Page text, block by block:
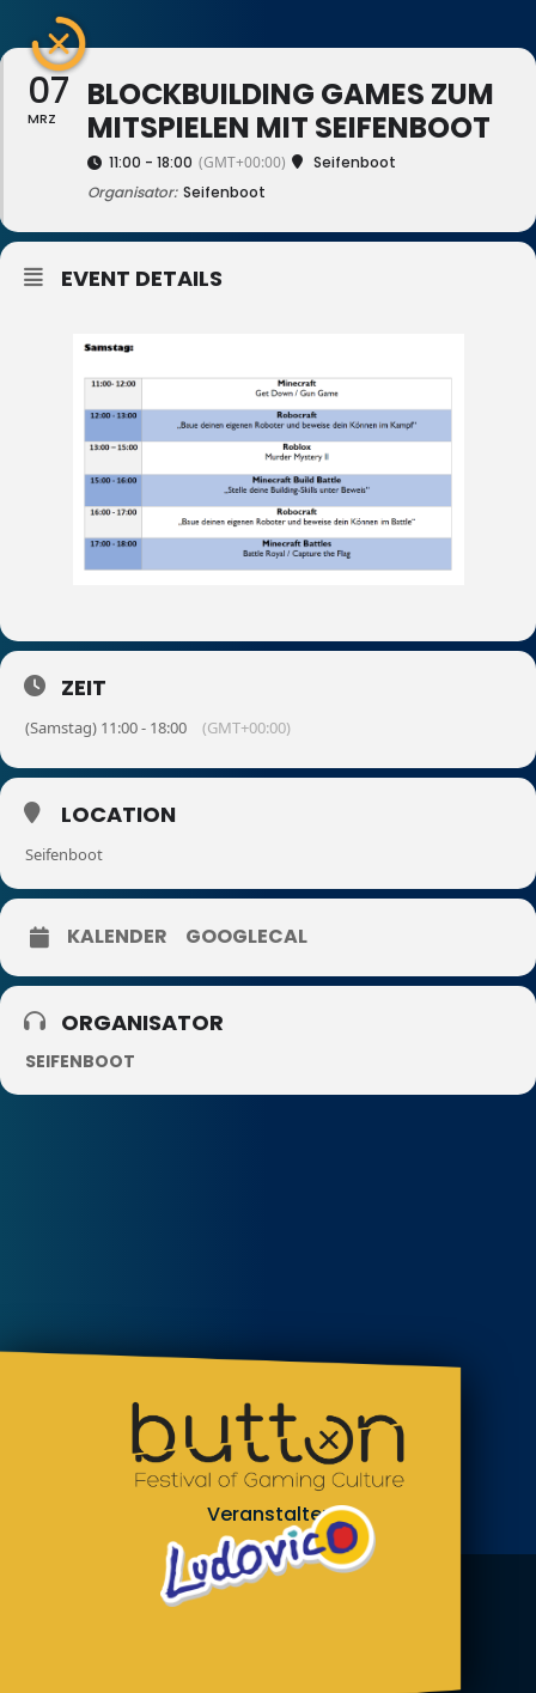
07
MRZ
BLOCKBUILDING GAMES ZUM
MITSPIELEN MIT SEIFENBOOT
11:00 - 18:00 (GMT+00:00)
Seifenboot
Organisator: Seifenboot
EVENT DETAILS
ZEIT
(Samstag) 11:00 - 18:00 (GMT+00:00)
LOCATION
Seifenboot
KALENDER GOOGLECAL
ORGANISATOR
SEIFENBOOT
Veranstalter